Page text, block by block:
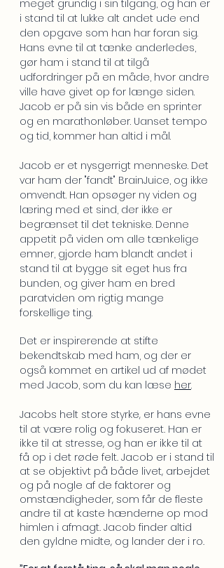
meget grundig i sin tilgang, og han er
i stand til at lukke alt andet ude end
den opgave som han har foran sig.
Hans evne til at tænke anderledes,
gør ham i stand til at tilgå
udfordringer på en måde, hvor andre
ville have givet op for længe siden.
Jacob er på sin vis både en sprinter
og en marathonløber. Uanset tempo
og tid, kommer han altid i mål.
Jacob er et nysgerrigt ​menneske. Det
var ham der "fandt" BrainJuice, og ikke
omvendt. Han opsøger ny viden og
læring med et sind, der ikke er
begrænset til det tekniske. Denne
appetit på viden om alle tænkelige
emner, gjorde ham blandt andet i
stand til at bygge sit eget hus fra
bunden, og giver ham en bred
paratviden om rigtig mange
forskellige ting.
Det er inspirerende at stifte
bekendtskab med ham, og der er
også kommet en artikel ud af mødet
med Jacob, som du kan læse her.
Jacobs helt store styrke, er hans evne
til at være rolig og fokuseret. Han er
ikke til at stresse, og han er ikke til at
få op i det røde felt. Jacob er i stand til
at se objektivt på både livet, arbejdet
og på nogle af de faktorer og
omstændigheder, som får de fleste
andre til at kaste hænderne op mod
himlen i afmagt. Jacob finder altid
den gyldne midte, og lander der i ro.